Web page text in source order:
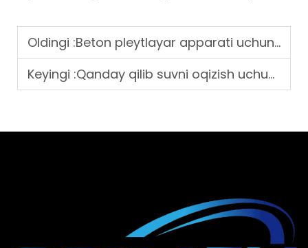
Oldingi :Beton pleytlayar apparati uchun har kungi foydalanishda asosiy texnik xizmat ko'rsatish maslahatlari
Keyingi :Qanday qilib suvni oqizish uchun mustahkam va doimiy beton kanal qurish mumkin?